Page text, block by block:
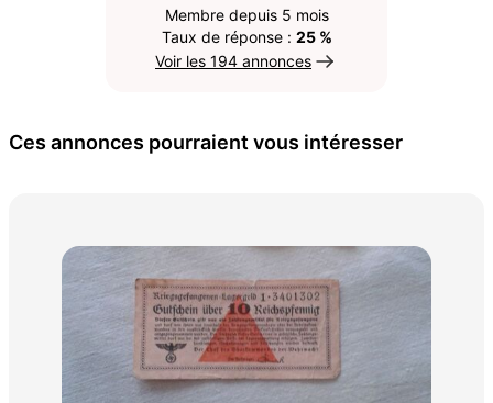
Membre depuis 5 mois
Taux de réponse : 25 %
Voir les 194 annonces
Ces annonces pourraient vous intéresser